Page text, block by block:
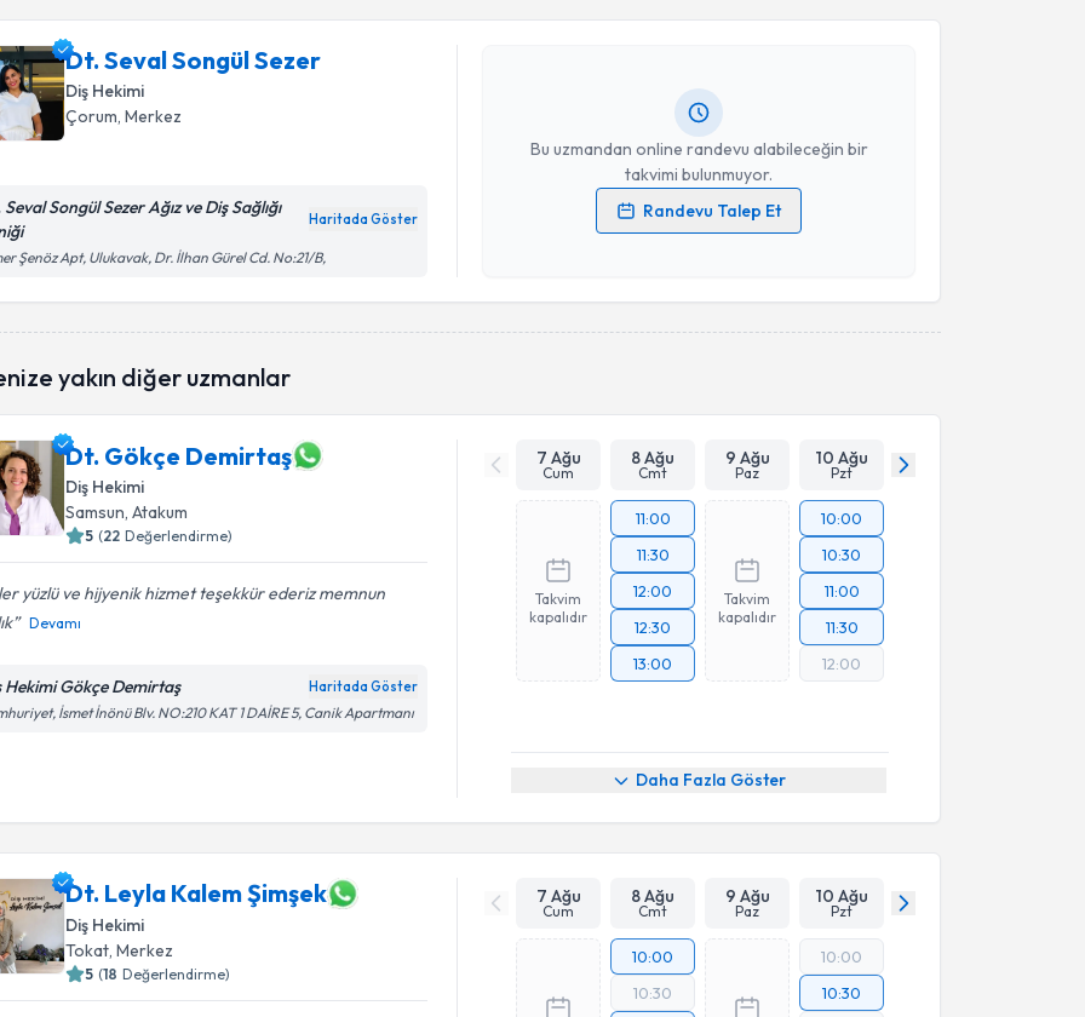
Dt. Seval Songül Sezer
Diş Hekimi
Çorum, Merkez
Songül Sezer Ağız ve Diş Sağlığı
Haritada Göster
Şenöz Apt, Ulukavak, Dr. İlhan Gürel Cd. No:21/B,
Bu uzmandan online randevu alabileceğin bir
takvimi bulunmuyor.
Randevu Talep Et
Dt. Seval Songül Sezeriçin randevu takvimi talebi oluşturun.
Size bu uzmandan randevu almanız için bir takvim
Kişisel verilerimin işlenmesine ilişkinAydınlatma Metni
yakın diğer uzmanlar
Dt. Gökçe Demirtaş
Diş Hekimi
Samsun, Atakum
5 (22 Değerlendirme)
yüzlü ve hijyenik hizmet teşekkür ederiz memnun
Devamı
Hekimi Gökçe Demirtaş Haritada Göster
İsmet İnönü Blv. NO:210 KAT 1 DAİRE 5, Canik Apartmanı
7 Ağu
Cum
8 Ağu
Cmt
9 Ağu
Paz
10 Ağu
Pzt
Takvim
kapalıdır
11:00
11:30
12:00
12:30
13:00
Takvim
kapalıdır
10:00
10:30
11:00
11:30
12:00
Daha Fazla Göster
Dt. Leyla Kalem Şimşek
Diş Hekimi
Tokat , Merkez
5 (18 Değerlendirme)
7 Ağu
Cum
8 Ağu
Cmt
9 Ağu
Paz
10 Ağu
Pzt
10:00
10:30
10:00
10:30